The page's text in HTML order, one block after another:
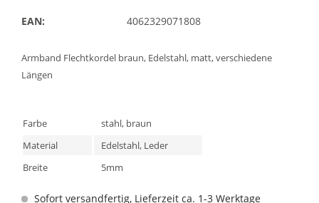
EAN: 4062329071808
Armband Flechtkordel braun, Edelstahl, matt, verschiedene
Längen
Farbe
stahl, braun
Material
Edelstahl, Leder
Breite
5mm
Sofort versandfertig, Lieferzeit ca. 1-3 Werktage